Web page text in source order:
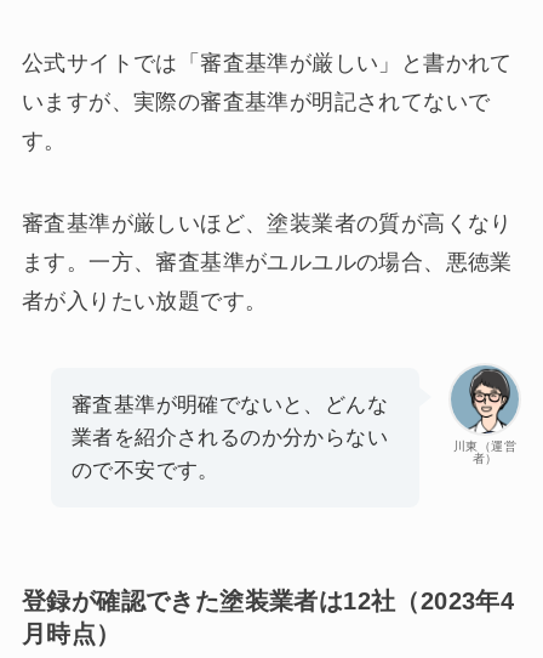
公式サイトでは「審査基準が厳しい」と書かれて
いますが、実際の審査基準が明記されてないで
す。
審査基準が厳しいほど、塗装業者の質が高くなり
ます。一方、審査基準がユルユルの場合、悪徳業
者が入りたい放題です。
川東（運営
者）
審査基準が明確でないと、どんな
業者を紹介されるのか分からない
ので不安です。
登録が確認できた塗装業者は12社（2023年4
月時点）